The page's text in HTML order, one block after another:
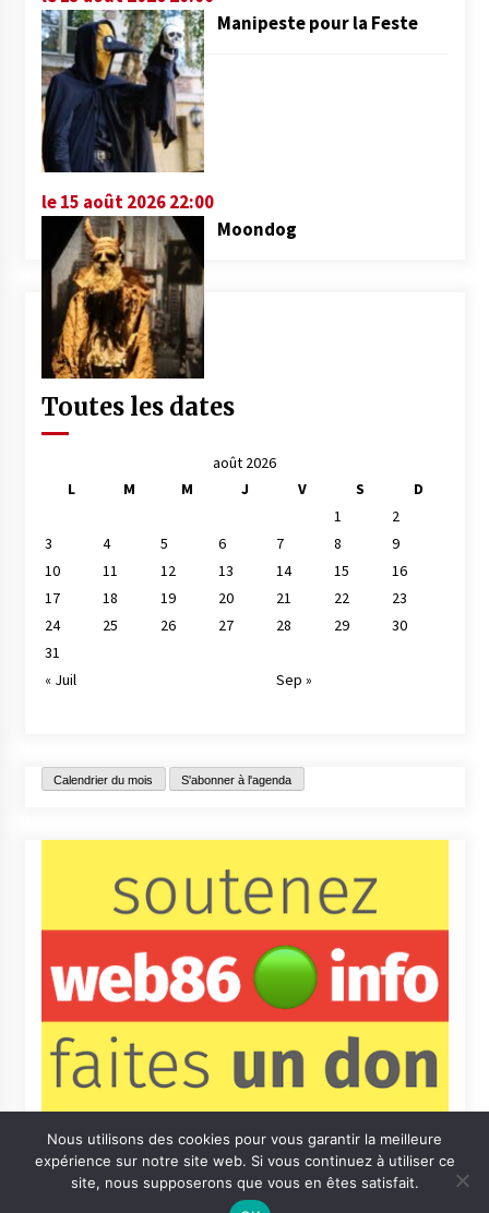
Manipeste pour la Feste
le 15 août 2026 22:00
Moondog
Toutes les dates
août 2026
L
M M J V S
D
1
2
3
4 5 6 7 8
9
10
11 12 13 14 15
16
17
18 19 20 21 22
23
24
25 26 27 28 29
30
31
« Juil
Sep »
Calendrier du mois S'abonner à l'agenda
Nous utilisons des cookies pour vous garantir la meilleure
expérience sur notre site web. Si vous continuez à utiliser ce
site, nous supposerons que vous en êtes satisfait.